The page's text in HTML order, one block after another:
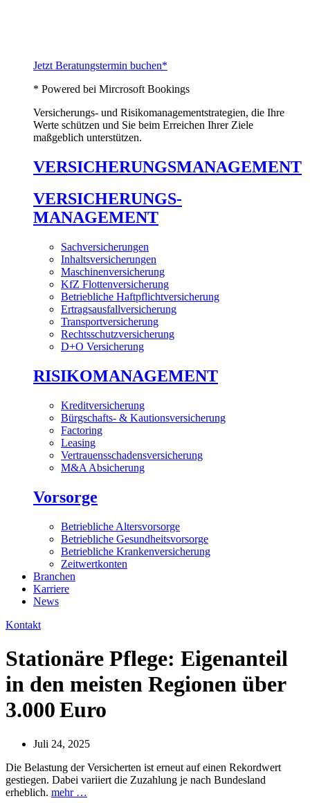
Jetzt Beratungstermin buchen*
* Powered bei Mircrosoft Bookings
Versicherungs- und Risikomanagementstrategien, die Ihre
Werte schützen und Sie beim Erreichen Ihrer Ziele
maßgeblich unterstützen.
VERSICHERUNGSMANAGEMENT
VERSICHERUNGS-
MANAGEMENT
Sachversicherungen
Inhaltsversicherungen
Maschinenversicherung
KfZ Flottenversicherung
Betriebliche Haftpflichtversicherung
Ertragsausfallversicherung
Transportversicherung
Rechtsschutzversicherung
D+O Versicherung
RISIKOMANAGEMENT
Kreditversicherung
Bürgschafts- & Kautionsversicherung
Factoring
Leasing
Vertrauensschadensversicherung
M&A Absicherung
Vorsorge
Betriebliche Altersvorsorge
Betriebliche Gesundheitsvorsorge
Betriebliche Krankenversicherung
Zeitwertkonten
Branchen
Karriere
News
Kontakt
Stationäre Pflege: Eigenanteil
in den meisten Regionen über
3.000 Euro
Juli 24, 2025
Die Belastung der Versicherten ist erneut auf einen Rekordwert
gestiegen. Dabei variiert die Zuzahlung je nach Bundesland
erheblich. mehr …